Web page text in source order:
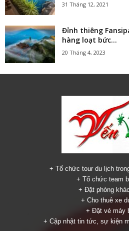
31 Tháng 12, 2021
Đỉnh thiêng
hàng loạt bức...
20 Tháng 4, 2023
+ Tổ chức tour du lịch
+ Tổ chức team
+ Đặt phòng
+ Cho thuê xe
+ Đặt vé máy
+ Cập nhật tin tức, sự kiện